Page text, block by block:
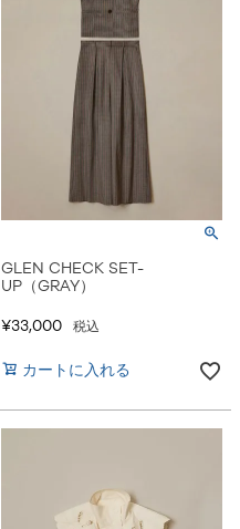
GLEN CHECK SET-
UP（GRAY）
¥33,000 税込
カートに入れる